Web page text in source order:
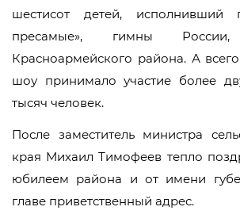
шестисот детей, исполнивший
пресамые», гимны
Красноармейского района. А
шоу принимало участие более
тысяч человек.
После заместитель министра
края Михаил Тимофеев тепло
юбилеем района и от имени
главе приветственный адрес.